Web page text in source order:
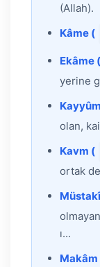
(Allah).
Kâme (
Ekâme (
yerine
olan,
Kavm (
ortak
ı...
Makâm